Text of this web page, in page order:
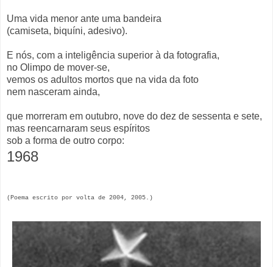
Uma vida menor ante uma bandeira
(camiseta, biquíni, adesivo).
E nós, com a inteligência superior à da fotografia,
no Olimpo de mover-se,
vemos os adultos mortos que na vida da foto
nem nasceram ainda,
que morreram em outubro, nove do dez de sessenta e sete,
mas reencarnaram seus espíritos
sob a forma de outro corpo:
1968
(Poema escrito por volta de 2004, 2005.)